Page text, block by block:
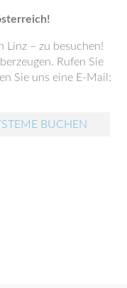
Linz – zu besuchen!
Rufen Sie
Sie uns eine E-Mail:
BUCHEN